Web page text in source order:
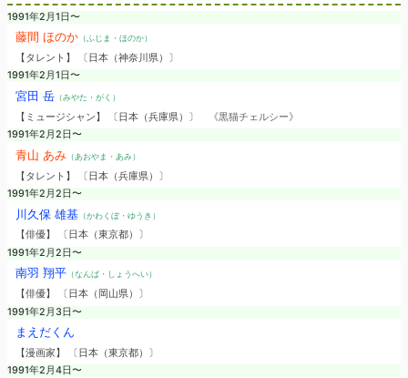
1991年2月1日〜
藤間 ほのか（ふじま・ほのか）
【タレント】 〔日本（神奈川県）〕
1991年2月1日〜
宮田 岳（みやた・がく）
【ミュージシャン】 〔日本（兵庫県）〕
《黒猫チェルシー》
1991年2月2日〜
青山 あみ（あおやま・あみ）
【タレント】 〔日本（兵庫県）〕
1991年2月2日〜
川久保 雄基（かわくぼ・ゆうき）
【俳優】 〔日本（東京都）〕
1991年2月2日〜
南羽 翔平（なんば・しょうへい）
【俳優】 〔日本（岡山県）〕
1991年2月3日〜
まえだくん
【漫画家】 〔日本（東京都）〕
1991年2月4日〜